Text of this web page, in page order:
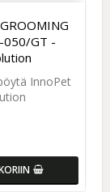
favorites
Add
Add
050/GT -
InnoPet